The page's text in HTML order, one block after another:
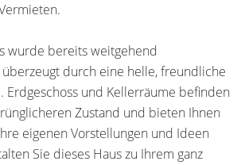
wurde bereits weitgehend
durch eine helle, freundliche
Erdgeschoss und Kellerräume befinden
Zustand und bieten Ihnen
eigenen Vorstellungen und Ideen
Sie dieses Haus zu Ihrem ganz